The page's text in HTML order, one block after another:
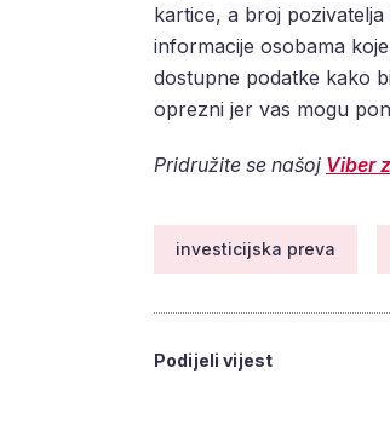
kartice, a broj
informacije osobama
dostupne podatke kako
oprezni jer vas mogu
Pridružite se našoj Viber
investicijska preva
Podijeli vijest